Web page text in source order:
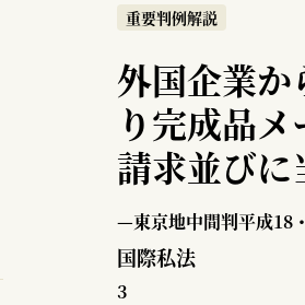
重要判例解説
外国企業か
り完成品
請求並びに
社に対する
判管轄
—東京地中間判平成18
国際私法
3